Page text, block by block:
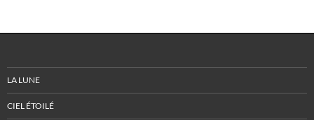
LA LUNE
CIEL ÉTOILÉ